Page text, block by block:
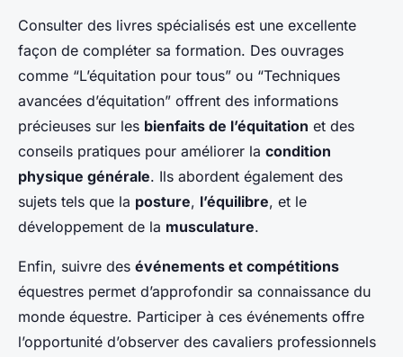
Consulter des livres spécialisés est une excellente
façon de compléter sa formation. Des ouvrages
comme “L’équitation pour tous” ou “Techniques
avancées d’équitation” offrent des informations
précieuses sur les bienfaits de l’équitation et des
conseils pratiques pour améliorer la condition
physique générale. Ils abordent également des
sujets tels que la posture, l’équilibre, et le
développement de la musculature.
Enfin, suivre des événements et compétitions
équestres permet d’approfondir sa connaissance du
monde équestre. Participer à ces événements offre
l’opportunité d’observer des cavaliers professionnels